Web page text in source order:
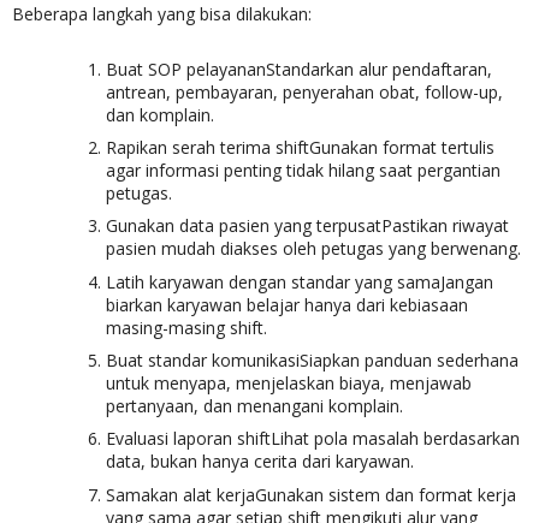
Beberapa langkah yang bisa dilakukan:
Buat SOP pelayananStandarkan alur pendaftaran,
antrean, pembayaran, penyerahan obat, follow-up,
dan komplain.
Rapikan serah terima shiftGunakan format tertulis
agar informasi penting tidak hilang saat pergantian
petugas.
Gunakan data pasien yang terpusatPastikan riwayat
pasien mudah diakses oleh petugas yang berwenang.
Latih karyawan dengan standar yang samaJangan
biarkan karyawan belajar hanya dari kebiasaan
masing-masing shift.
Buat standar komunikasiSiapkan panduan sederhana
untuk menyapa, menjelaskan biaya, menjawab
pertanyaan, dan menangani komplain.
Evaluasi laporan shiftLihat pola masalah berdasarkan
data, bukan hanya cerita dari karyawan.
Samakan alat kerjaGunakan sistem dan format kerja
yang sama agar setiap shift mengikuti alur yang